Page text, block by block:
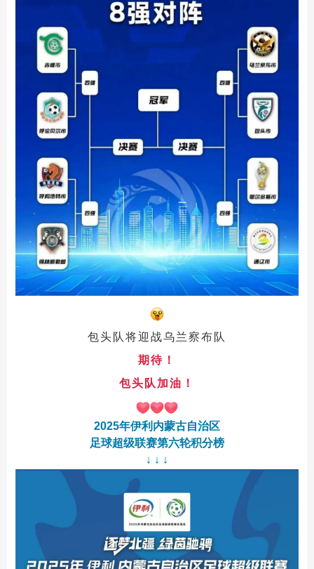
包头队将迎战乌兰察布队
期待 ！
包头队加油！
2025年伊利内蒙古自治区
足球超级联赛第六轮积分榜
↓ ↓ ↓